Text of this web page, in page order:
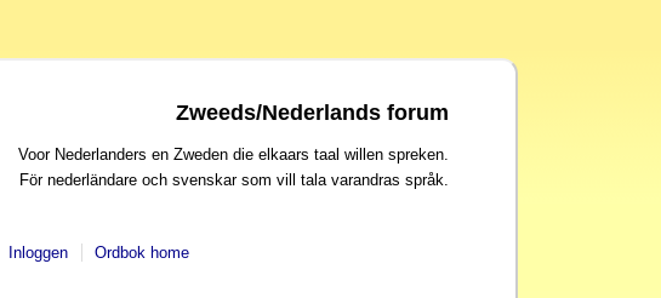
Zweeds/Nederlands forum
Voor Nederlanders en Zweden die elkaars taal willen spreken.
För nederländare och svenskar som vill tala varandras språk.
Inloggen Ordbok home